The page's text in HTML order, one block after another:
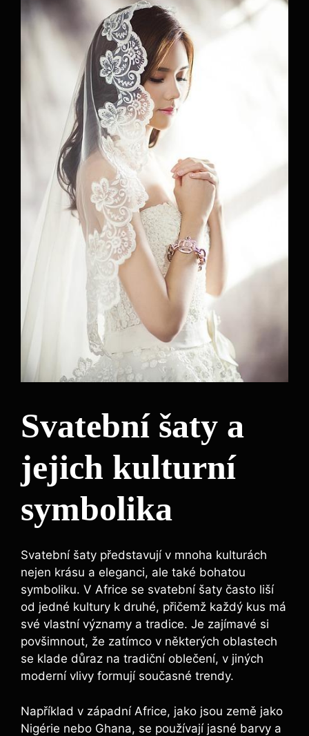
Svatební šaty a
jejich kulturní
symbolika
Svatební šaty představují v mnoha kulturách
nejen krásu a eleganci, ale také bohatou
symboliku. V Africe se svatební šaty často liší
od jedné kultury k druhé, přičemž každý kus má
své vlastní významy a tradice. Je zajímavé si
povšimnout, že zatímco v některých oblastech
se klade důraz na tradiční oblečení, v jiných
moderní vlivy formují současné trendy.
Například v západní Africe, jako jsou země jako
Nigérie nebo Ghana, se používají jasné barvy a